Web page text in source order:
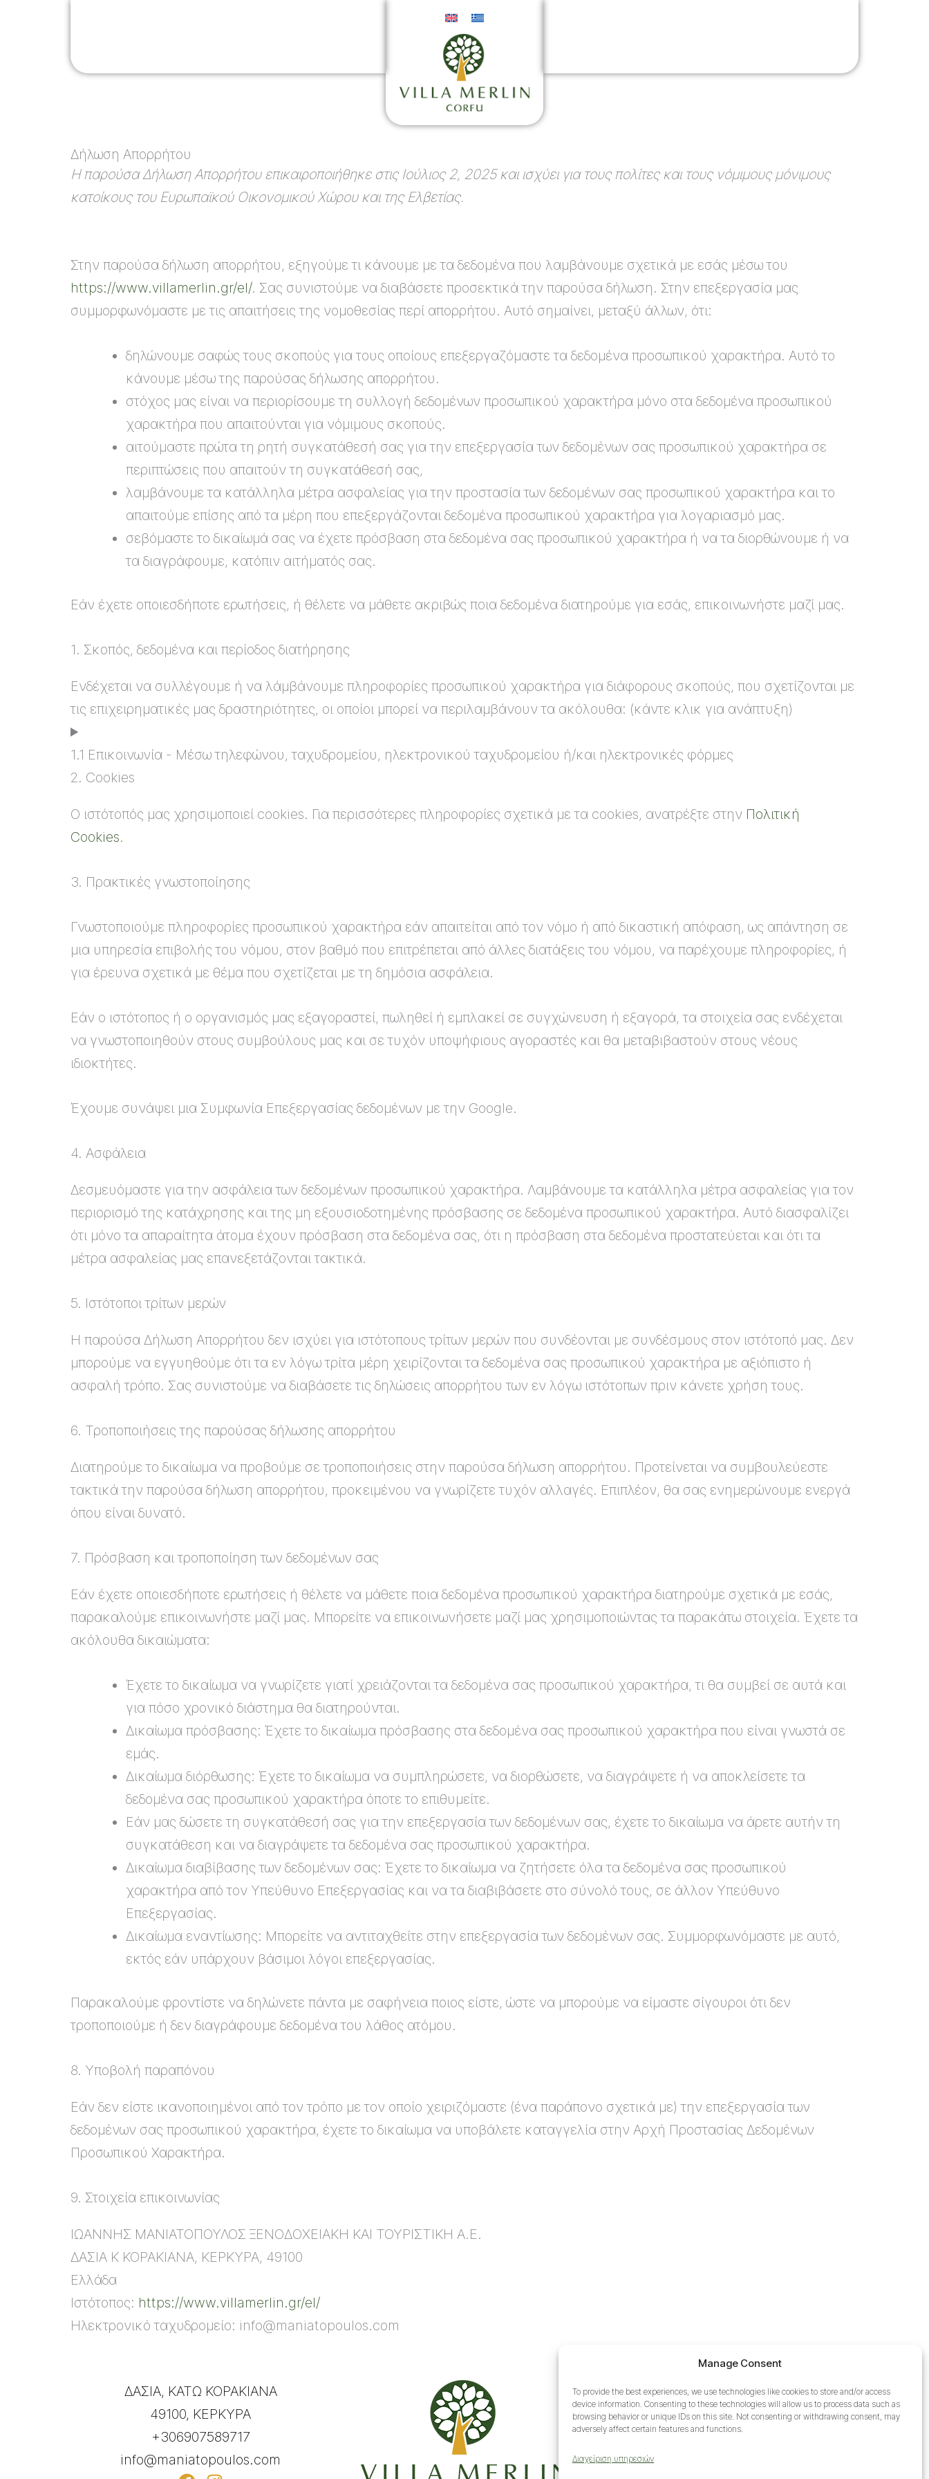
Manage Consent
To provide the best experiences, we use technologies like cookies to store and/or access
device information. Consenting to these technologies will allow us to process data such as
browsing behavior or unique IDs on this site. Not consenting or withdrawing consent, may
adversely affect certain features and functions.
Διαχείριση υπηρεσιών
περιεχόμενο
Δήλωση Απορρήτου
Η παρούσα Δήλωση Απορρήτου επικαιροποιήθηκε στις Ιούλιος 2, 2025 και ισχύει για τους πολίτες και τους νόμιμους μόνιμους
κατοίκους του Ευρωπαϊκού Οικονομικού Χώρου και της Ελβετίας.
Στην παρούσα δήλωση απορρήτου, εξηγούμε τι κάνουμε με τα δεδομένα που λαμβάνουμε σχετικά με εσάς μέσω του
https://www.villamerlin.gr/el/. Σας συνιστούμε να διαβάσετε προσεκτικά την παρούσα δήλωση. Στην επεξεργασία μας
συμμορφωνόμαστε με τις απαιτήσεις της νομοθεσίας περί απορρήτου. Αυτό σημαίνει, μεταξύ άλλων, ότι:
δηλώνουμε σαφώς τους σκοπούς για τους οποίους επεξεργαζόμαστε τα δεδομένα προσωπικού χαρακτήρα. Αυτό το
κάνουμε μέσω της παρούσας δήλωσης απορρήτου.
στόχος μας είναι να περιορίσουμε τη συλλογή δεδομένων προσωπικού χαρακτήρα μόνο στα δεδομένα προσωπικού
χαρακτήρα που απαιτούνται για νόμιμους σκοπούς.
αιτούμαστε πρώτα τη ρητή συγκατάθεσή σας για την επεξεργασία των δεδομένων σας προσωπικού χαρακτήρα σε
περιπτώσεις που απαιτούν τη συγκατάθεσή σας,
λαμβάνουμε τα κατάλληλα μέτρα ασφαλείας για την προστασία των δεδομένων σας προσωπικού χαρακτήρα και το
απαιτούμε επίσης από τα μέρη που επεξεργάζονται δεδομένα προσωπικού χαρακτήρα για λογαριασμό μας.
σεβόμαστε το δικαίωμά σας να έχετε πρόσβαση στα δεδομένα σας προσωπικού χαρακτήρα ή να τα διορθώνουμε ή να
τα διαγράφουμε, κατόπιν αιτήματός σας.
Εάν έχετε οποιεσδήποτε ερωτήσεις, ή θέλετε να μάθετε ακριβώς ποια δεδομένα διατηρούμε για εσάς, επικοινωνήστε μαζί μας.
1. Σκοπός, δεδομένα και περίοδος διατήρησης
Ενδέχεται να συλλέγουμε ή να λάμβάνουμε πληροφορίες προσωπικού χαρακτήρα για διάφορους σκοπούς, που σχετίζονται με
τις επιχειρηματικές μας δραστηριότητες, οι οποίοι μπορεί να περιλαμβάνουν τα ακόλουθα: (κάντε κλικ για ανάπτυξη)
1.1 Επικοινωνία - Μέσω τηλεφώνου, ταχυδρομείου, ηλεκτρονικού ταχυδρομείου ή/και ηλεκτρονικές φόρμες
2. Cookies
Ο ιστότοπός μας χρησιμοποιεί cookies. Για περισσότερες πληροφορίες σχετικά με τα cookies, ανατρέξτε στην Πολιτική
Cookies.
3. Πρακτικές γνωστοποίησης
Γνωστοποιούμε πληροφορίες προσωπικού χαρακτήρα εάν απαιτείται από τον νόμο ή από δικαστική απόφαση, ως απάντηση σε
μια υπηρεσία επιβολής του νόμου, στον βαθμό που επιτρέπεται από άλλες διατάξεις του νόμου, να παρέχουμε πληροφορίες, ή
για έρευνα σχετικά με θέμα που σχετίζεται με τη δημόσια ασφάλεια.
Εάν ο ιστότοπος ή ο οργανισμός μας εξαγοραστεί, πωληθεί ή εμπλακεί σε συγχώνευση ή εξαγορά, τα στοιχεία σας ενδέχεται
να γνωστοποιηθούν στους συμβούλους μας και σε τυχόν υποψήφιους αγοραστές και θα μεταβιβαστούν στους νέους
ιδιοκτήτες.
Έχουμε συνάψει μια Συμφωνία Επεξεργασίας δεδομένων με την Google.
4. Ασφάλεια
Δεσμευόμαστε για την ασφάλεια των δεδομένων προσωπικού χαρακτήρα. Λαμβάνουμε τα κατάλληλα μέτρα ασφαλείας για τον
περιορισμό της κατάχρησης και της μη εξουσιοδοτημένης πρόσβασης σε δεδομένα προσωπικού χαρακτήρα. Αυτό διασφαλίζει
ότι μόνο τα απαραίτητα άτομα έχουν πρόσβαση στα δεδομένα σας, ότι η πρόσβαση στα δεδομένα προστατεύεται και ότι τα
μέτρα ασφαλείας μας επανεξετάζονται τακτικά.
5. Ιστότοποι τρίτων μερών
Η παρούσα Δήλωση Απορρήτου δεν ισχύει για ιστότοπους τρίτων μερών που συνδέονται με συνδέσμους στον ιστότοπό μας. Δεν
μπορούμε να εγγυηθούμε ότι τα εν λόγω τρίτα μέρη χειρίζονται τα δεδομένα σας προσωπικού χαρακτήρα με αξιόπιστο ή
ασφαλή τρόπο. Σας συνιστούμε να διαβάσετε τις δηλώσεις απορρήτου των εν λόγω ιστότοπων πριν κάνετε χρήση τους.
6. Τροποποιήσεις της παρούσας δήλωσης απορρήτου
Διατηρούμε το δικαίωμα να προβούμε σε τροποποιήσεις στην παρούσα δήλωση απορρήτου. Προτείνεται να συμβουλεύεστε
τακτικά την παρούσα δήλωση απορρήτου, προκειμένου να γνωρίζετε τυχόν αλλαγές. Επιπλέον, θα σας ενημερώνουμε ενεργά
όπου είναι δυνατό.
7. Πρόσβαση και τροποποίηση των δεδομένων σας
Εάν έχετε οποιεσδήποτε ερωτήσεις ή θέλετε να μάθετε ποια δεδομένα προσωπικού χαρακτήρα διατηρούμε σχετικά με εσάς,
παρακαλούμε επικοινωνήστε μαζί μας. Μπορείτε να επικοινωνήσετε μαζί μας χρησιμοποιώντας τα παρακάτω στοιχεία. Έχετε τα
ακόλουθα δικαιώματα:
Έχετε το δικαίωμα να γνωρίζετε γιατί χρειάζονται τα δεδομένα σας προσωπικού χαρακτήρα, τι θα συμβεί σε αυτά και
για πόσο χρονικό διάστημα θα διατηρούνται.
Δικαίωμα πρόσβασης: Έχετε το δικαίωμα πρόσβασης στα δεδομένα σας προσωπικού χαρακτήρα που είναι γνωστά σε
εμάς.
Δικαίωμα διόρθωσης: Έχετε το δικαίωμα να συμπληρώσετε, να διορθώσετε, να διαγράψετε ή να αποκλείσετε τα
δεδομένα σας προσωπικού χαρακτήρα όποτε το επιθυμείτε.
Εάν μας δώσετε τη συγκατάθεσή σας για την επεξεργασία των δεδομένων σας, έχετε το δικαίωμα να άρετε αυτήν τη
συγκατάθεση και να διαγράψετε τα δεδομένα σας προσωπικού χαρακτήρα.
Δικαίωμα διαβίβασης των δεδομένων σας: Έχετε το δικαίωμα να ζητήσετε όλα τα δεδομένα σας προσωπικού
χαρακτήρα από τον Υπεύθυνο Επεξεργασίας και να τα διαβιβάσετε στο σύνολό τους, σε άλλον Υπεύθυνο
Επεξεργασίας.
Δικαίωμα εναντίωσης: Μπορείτε να αντιταχθείτε στην επεξεργασία των δεδομένων σας. Συμμορφωνόμαστε με αυτό,
εκτός εάν υπάρχουν βάσιμοι λόγοι επεξεργασίας.
Παρακαλούμε φροντίστε να δηλώνετε πάντα με σαφήνεια ποιος είστε, ώστε να μπορούμε να είμαστε σίγουροι ότι δεν
τροποποιούμε ή δεν διαγράφουμε δεδομένα του λάθος ατόμου.
8. Υποβολή παραπόνου
Εάν δεν είστε ικανοποιημένοι από τον τρόπο με τον οποίο χειριζόμαστε (ένα παράπονο σχετικά με) την επεξεργασία των
δεδομένων σας προσωπικού χαρακτήρα, έχετε το δικαίωμα να υποβάλετε καταγγελία στην Αρχή Προστασίας Δεδομένων
Προσωπικού Χαρακτήρα.
9. Στοιχεία επικοινωνίας
ΙΩΑΝΝΗΣ ΜΑΝΙΑΤΟΠΟΥΛΟΣ ΞΕΝΟΔΟΧΕΙΑΚΗ ΚΑΙ ΤΟΥΡΙΣΤΙΚΗ Α.Ε.
ΔΑΣΙΑ Κ ΚΟΡΑΚΙΑΝΑ, ΚΕΡΚΥΡΑ, 49100
Ελλάδα
Ιστότοπος: https://www.villamerlin.gr/el/
Ηλεκτρονικό ταχυδρομείο: info@maniatopoulos.com
ΔΑΣΙΑ, ΚΑΤΩ ΚΟΡΑΚΙΑΝΑ
49100, ΚΕΡΚΥΡΑ
+306907589717
info@maniatopoulos.com
Μέλος της